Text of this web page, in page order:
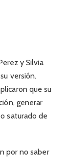
y Silvia
versión.
que su
generar
saturado de
por no saber